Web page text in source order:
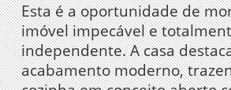
Esta é a oportunidade de
imóvel impecável e
independente. A casa
acabamento moderno,